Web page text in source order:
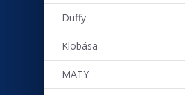
Duffy
Klobása
MATY